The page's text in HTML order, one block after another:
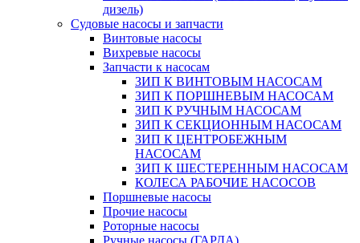
дизель)
Судовые насосы и запчасти
Винтовые насосы
Вихревые насосы
Запчасти к насосам
ЗИП К ВИНТОВЫМ НАСОСАМ
ЗИП К ПОРШНЕВЫМ НАСОСАМ
ЗИП К РУЧНЫМ НАСОСАМ
ЗИП К СЕКЦИОННЫМ НАСОСАМ
ЗИП К ЦЕНТРОБЕЖНЫМ
НАСОСАМ
ЗИП К ШЕСТЕРЕННЫМ НАСОСАМ
КОЛЕСА РАБОЧИЕ НАСОСОВ
Поршневые насосы
Прочие насосы
Роторные насосы
Ручные насосы (ГАРДА)